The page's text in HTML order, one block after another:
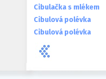
Cibulačka s mlékem
Cibulová polévka
Cibulová polévka